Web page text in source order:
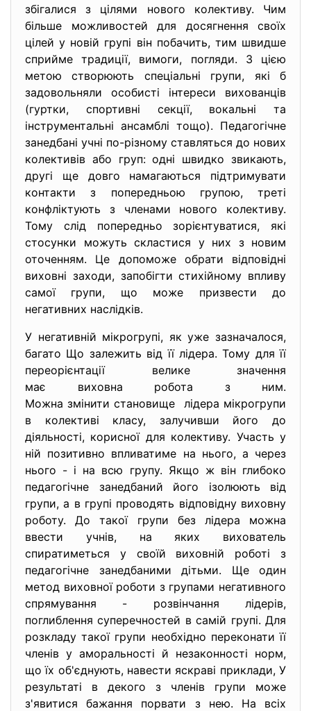
збігалися з цілями нового колективу. Чим
більше можливостей для досягнення своїх
цілей у новій групі він побачить, тим швидше
сприйме традиції, вимоги, погляди. З цією
метою створюють спеціальні групи, які б
задовольняли особисті інтереси вихованців
(гуртки, спортивні секції, вокальні та
інструментальні ансамблі тощо). Педагогічне
занедбані учні по-різному ставляться до нових
колективів або груп: одні швидко звикають,
другі ще довго намагаються підтримувати
контакти з попередньою групою, треті
конфліктують з членами нового колективу.
Тому слід попередньо зорієнтуватися, які
стосунки можуть скластися у них з новим
оточенням. Це допоможе обрати відповідні
виховні заходи, запобігти стихійному впливу
самої групи, що може призвести до
негативних наслідків.
У негативній мікрогрупі, як уже зазначалося,
багато Що залежить від її лідера. Тому для її
переорієнтації велике значення
має виховна робота з ним.
Можна змінити становище лідера мікрогрупи
в колективі класу, залучивши його до
діяльності, корисної для колективу. Участь у
ній позитивно впливатиме на нього, а через
нього - і на всю групу. Якщо ж він глибоко
педагогічне занедбаний його ізолюють від
групи, а в групі проводять відповідну виховну
роботу. До такої групи без лідера можна
ввести учнів, на яких вихователь
спиратиметься у своїй виховній роботі з
педагогічне занедбаними дітьми. Ще один
метод виховної роботи з групами негативного
спрямування - розвінчання лідерів,
поглиблення суперечностей в самій групі. Для
розкладу такої групи необхідно переконати її
членів у аморальності й незаконності норм,
що їх об'єднують, навести яскраві приклади, У
результаті в декого з членів групи може
з'явитися бажання порвати з нею. На всіх